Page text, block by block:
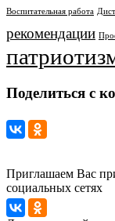
Воспитательная работа
рекомендации
Поделиться с
Приглашаем Вас
социальных сетях